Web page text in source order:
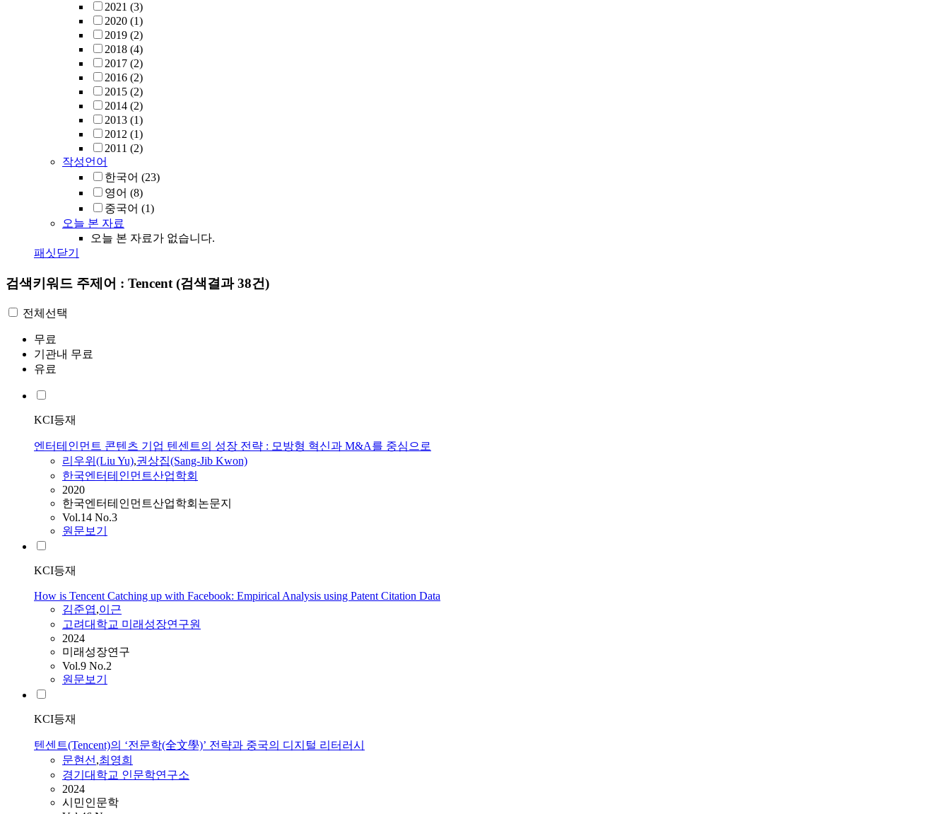
2021 (3)
2020 (1)
2019 (2)
2018 (4)
2017 (2)
2016 (2)
2015 (2)
2014 (2)
2013 (1)
2012 (1)
2011 (2)
작성언어
한국어 (23)
영어 (8)
중국어 (1)
오늘 본 자료
오늘 본 자료가 없습니다.
패싯닫기
검색키워드 주제어 : Tencent (검색결과 38건)
전체선택
무료
기관내 무료
유료
KCI등재
엔터테인먼트 콘텐츠 기업 텐센트의 성장 전략 : 모방형 혁신과 M&A를 중심으로
리우위(Liu Yu),권상집(Sang-Jib Kwon)
한국엔터테인먼트산업학회
2020
한국엔터테인먼트산업학회논문지
Vol.14 No.3
원문보기
KCI등재
How is Tencent Catching up with Facebook: Empirical Analysis using Patent Citation Data
김준엽,이근
고려대학교 미래성장연구원
2024
미래성장연구
Vol.9 No.2
원문보기
KCI등재
텐센트(Tencent)의 ‘전문학(全文學)’ 전략과 중국의 디지털 리터러시
문현선,최영희
경기대학교 인문학연구소
2024
시민인문학